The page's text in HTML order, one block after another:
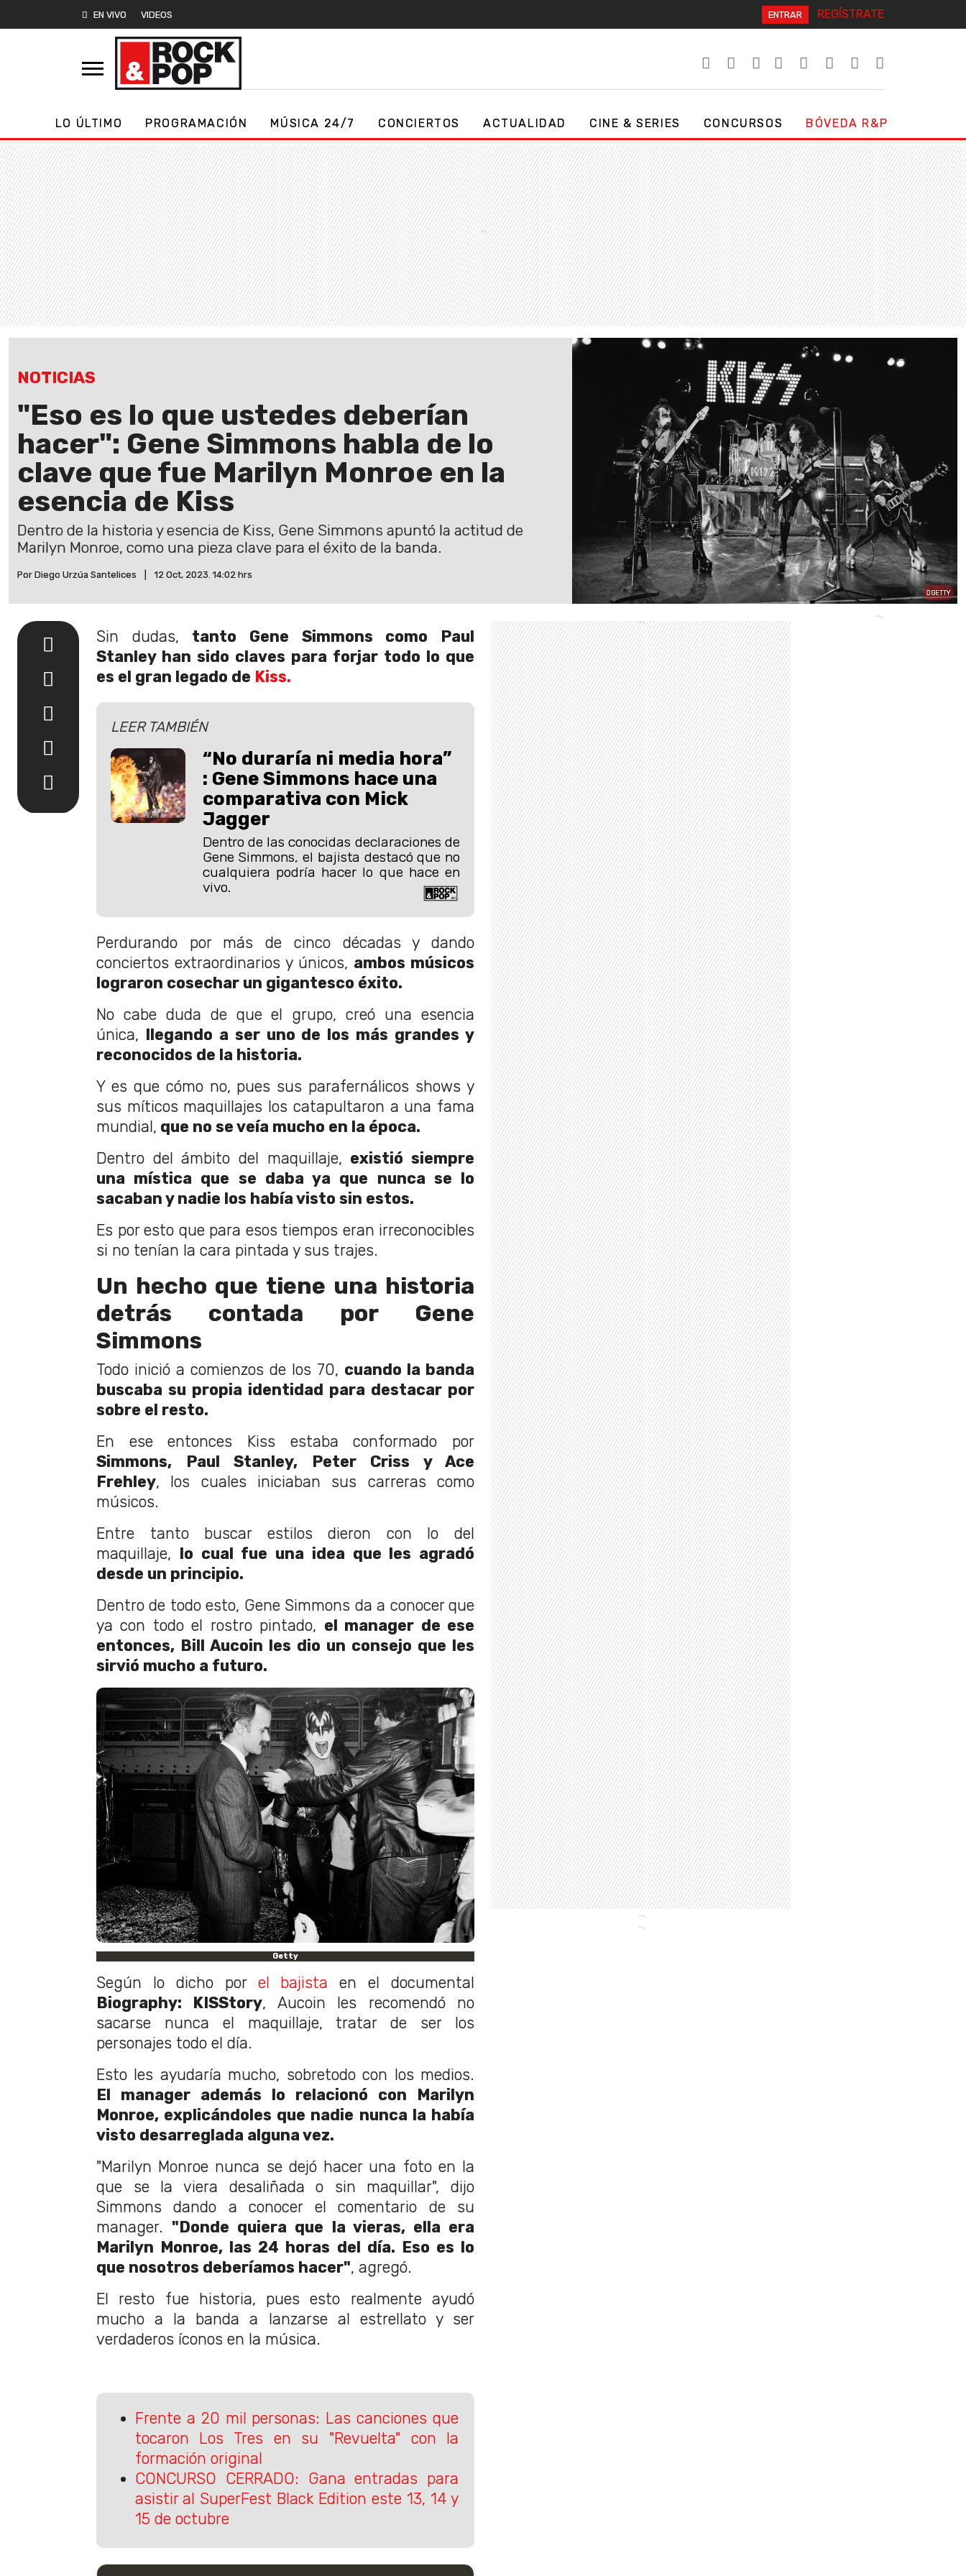
EN VIVO VIDEOS ENTRAR REGÍSTRATE
LO ÚLTIMO PROGRAMACIÓN MÚSICA 24/7 CONCIERTOS ACTUALIDAD CINE & SERIES CONCURSOS BÓVEDA R&P
NOTICIAS
"Eso es lo que ustedes deberían
hacer": Gene Simmons habla de lo
clave que fue Marilyn Monroe en la
esencia de Kiss
Dentro de la historia y esencia de Kiss, Gene Simmons apuntó la actitud de
Marilyn Monroe, como una pieza clave para el éxito de la banda.
Por Diego Urzúa Santelices 12 Oct, 2023. 14:02 hrs
GETTY
Sin dudas, tanto Gene Simmons como Paul
Stanley han sido claves para forjar todo lo que
es el gran legado de Kiss.
LEER TAMBIÉN
“No duraría ni media hora”
: Gene Simmons hace una
comparativa con Mick
Jagger
Dentro de las conocidas declaraciones de
Gene Simmons, el bajista destacó que no
cualquiera podría hacer lo que hace en
vivo.
Perdurando por más de cinco décadas y dando
conciertos extraordinarios y únicos, ambos músicos
lograron cosechar un gigantesco éxito.
No cabe duda de que el grupo, creó una esencia
única, llegando a ser uno de los más grandes y
reconocidos de la historia.
Y es que cómo no, pues sus parafernálicos shows y
sus míticos maquillajes los catapultaron a una fama
mundial, que no se veía mucho en la época.
Dentro del ámbito del maquillaje, existió siempre
una mística que se daba ya que nunca se lo
sacaban y nadie los había visto sin estos.
Es por esto que para esos tiempos eran irreconocibles
si no tenían la cara pintada y sus trajes.
Un hecho que tiene una historia
detrás contada por Gene
Simmons
Todo inició a comienzos de los 70, cuando la banda
buscaba su propia identidad para destacar por
sobre el resto.
En ese entonces Kiss estaba conformado por
Simmons, Paul Stanley, Peter Criss y Ace
Frehley, los cuales iniciaban sus carreras como
músicos.
Entre tanto buscar estilos dieron con lo del
maquillaje, lo cual fue una idea que les agradó
desde un principio.
Dentro de todo esto, Gene Simmons da a conocer que
ya con todo el rostro pintado, el manager de ese
entonces, Bill Aucoin les dio un consejo que les
sirvió mucho a futuro.
Getty
Según lo dicho por el bajista en el documental
Biography: KISStory, Aucoin les recomendó no
sacarse nunca el maquillaje, tratar de ser los
personajes todo el día.
Esto les ayudaría mucho, sobretodo con los medios.
El manager además lo relacionó con Marilyn
Monroe, explicándoles que nadie nunca la había
visto desarreglada alguna vez.
"Marilyn Monroe nunca se dejó hacer una foto en la
que se la viera desaliñada o sin maquillar", dijo
Simmons dando a conocer el comentario de su
manager."Donde quiera que la vieras, ella era
Marilyn Monroe, las 24 horas del día. Eso es lo
que nosotros deberíamos hacer", agregó.
El resto fue historia, pues esto realmente ayudó
mucho a la banda a lanzarse al estrellato y ser
verdaderos íconos en la música.
Frente a 20 mil personas: Las canciones que
tocaron Los Tres en su "Revuelta" con la
formación original
CONCURSO CERRADO: Gana entradas para
asistir al SuperFest Black Edition este 13, 14 y
15 de octubre